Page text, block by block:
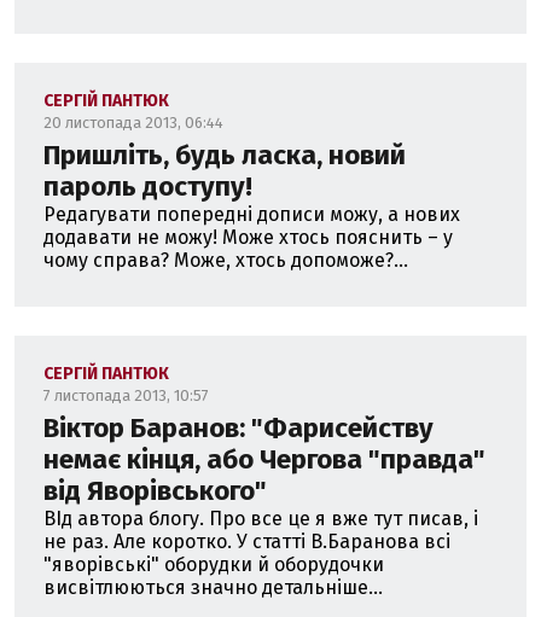
СЕРГІЙ ПАНТЮК
20 листопада 2013, 06:44
Пришліть, будь ласка, новий
пароль доступу!
Редагувати попередні дописи можу, а нових
додавати не можу! Може хтось пояснить – у
чому справа? Може, хтось допоможе?...
СЕРГІЙ ПАНТЮК
7 листопада 2013, 10:57
Віктор Баранов: "Фарисейству
немає кінця, або Чергова "правда"
від Яворівського"
ВІд автора блогу. Про все це я вже тут писав, і
не раз. Але коротко. У статті В.Баранова всі
"яворівські" оборудки й оборудочки
висвітлюються значно детальніше...